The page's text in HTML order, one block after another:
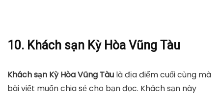
10. Khách sạn Kỳ Hòa Vũng Tàu
Khách sạn Kỳ Hòa Vũng Tàu là địa điểm cuối cùng mà
bài viết muốn chia sẻ cho bạn đọc. Khách sạn này